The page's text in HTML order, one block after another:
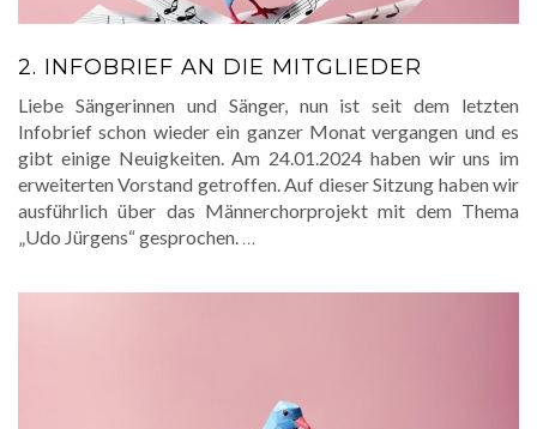
2. INFOBRIEF AN DIE MITGLIEDER
Liebe Sängerinnen und Sänger, nun ist seit dem letzten
Infobrief schon wieder ein ganzer Monat vergangen und es
gibt einige Neuigkeiten. Am 24.01.2024 haben wir uns im
erweiterten Vorstand getroffen. Auf dieser Sitzung haben wir
ausführlich über das Männerchorprojekt mit dem Thema
„Udo Jürgens“ gesprochen. …